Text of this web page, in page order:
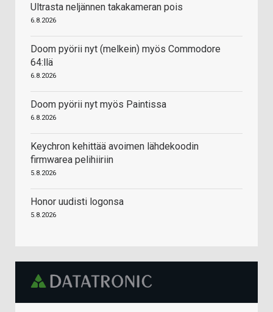
Ultrasta neljännen takakameran pois
6.8.2026
Doom pyörii nyt (melkein) myös Commodore
64:llä
6.8.2026
Doom pyörii nyt myös Paintissa
6.8.2026
Keychron kehittää avoimen lähdekoodin
firmwarea pelihiiriin
5.8.2026
Honor uudisti logonsa
5.8.2026